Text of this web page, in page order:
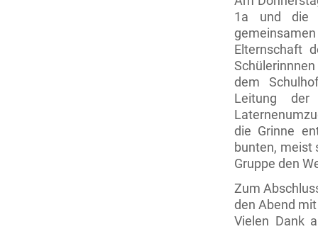
1a und die
Elternschaft
dem
Leitung der
die Grinne
bunten, meist
Gruppe den
Zum
den Abend
Vielen Dank